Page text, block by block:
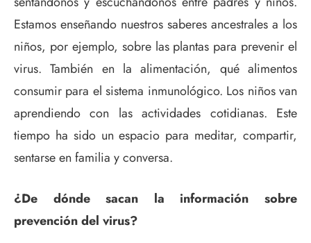
Estamos enseñando nuestros saberes ancestrales a los
niños, por ejemplo, sobre las plantas para prevenir el
virus. También en la alimentación, qué alimentos
consumir para el sistema inmunológico. Los niños van
aprendiendo con las actividades cotidianas. Este
tiempo ha sido un espacio para meditar, compartir,
sentarse en familia y conversa.
¿De dónde sacan la información sobre
prevención del virus?